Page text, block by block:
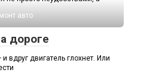
авто
дороге
вдруг двигатель глохнет. Или